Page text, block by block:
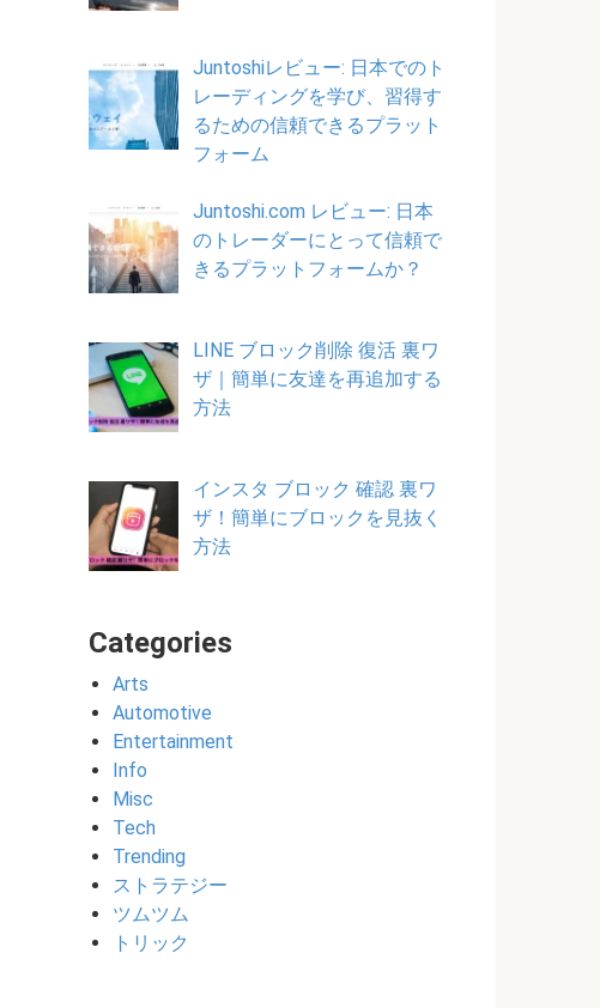
Juntoshiレビュー: 日本でのト
レーディングを学び、習得す
るための信頼できるプラット
フォーム
Juntoshi.com レビュー: 日本
のトレーダーにとって信頼で
きるプラットフォームか？
LINE ブロック削除 復活 裏ワ
ザ｜簡単に友達を再追加する
方法
インスタ ブロック 確認 裏ワ
ザ！簡単にブロックを見抜く
方法
Categories
Arts
Automotive
Entertainment
Info
Misc
Tech
Trending
ストラテジー
ツムツム
トリック